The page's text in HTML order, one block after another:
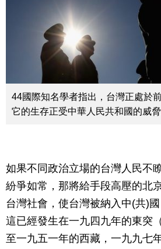
44國際知名學者指出，台灣正處於
它的生存正受中華人民共和國的威脅
如果不同政治立場的台灣人民不
紛爭如常，那將給手段高壓的北
台灣社會，使台灣被納入中(共)國
這已經發生在一九四九年的東突
至一九五一年的西藏，一九九七